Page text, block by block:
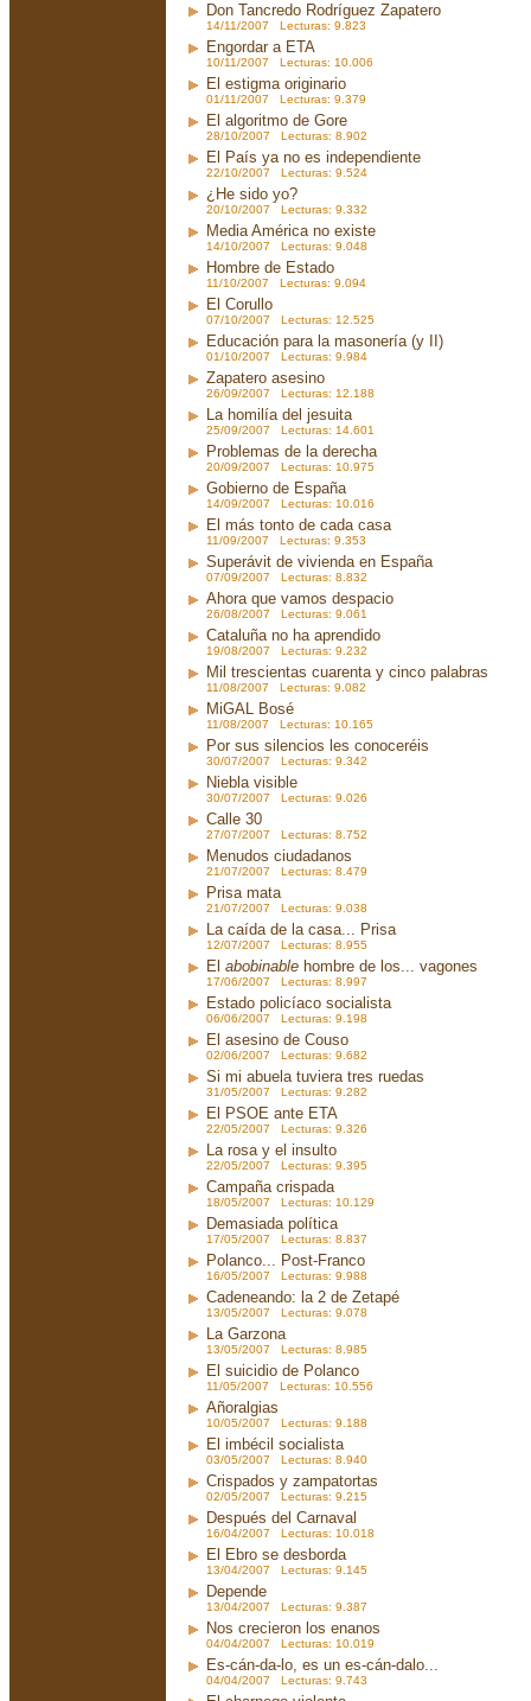
Don Tancredo Rodríguez Zapatero
14/11/2007 Lecturas: 9.823
Engordar a ETA
10/11/2007 Lecturas: 10.006
El estigma originario
01/11/2007 Lecturas: 9.379
El algoritmo de Gore
28/10/2007 Lecturas: 8.902
El País ya no es independiente
22/10/2007 Lecturas: 9.524
¿He sido yo?
20/10/2007 Lecturas: 9.332
Media América no existe
14/10/2007 Lecturas: 9.048
Hombre de Estado
11/10/2007 Lecturas: 9.094
El Corullo
07/10/2007 Lecturas: 12.525
Educación para la masonería (y II)
01/10/2007 Lecturas: 9.984
Zapatero asesino
26/09/2007 Lecturas: 12.188
La homilía del jesuita
25/09/2007 Lecturas: 14.601
Problemas de la derecha
20/09/2007 Lecturas: 10.975
Gobierno de España
14/09/2007 Lecturas: 10.016
El más tonto de cada casa
11/09/2007 Lecturas: 9.353
Superávit de vivienda en España
07/09/2007 Lecturas: 8.832
Ahora que vamos despacio
26/08/2007 Lecturas: 9.061
Cataluña no ha aprendido
19/08/2007 Lecturas: 9.232
Mil trescientas cuarenta y cinco palabras
11/08/2007 Lecturas: 9.082
MiGAL Bosé
11/08/2007 Lecturas: 10.165
Por sus silencios les conoceréis
30/07/2007 Lecturas: 9.342
Niebla visible
30/07/2007 Lecturas: 9.026
Calle 30
27/07/2007 Lecturas: 8.752
Menudos ciudadanos
21/07/2007 Lecturas: 8.479
Prisa mata
21/07/2007 Lecturas: 9.038
La caída de la casa... Prisa
12/07/2007 Lecturas: 8.955
El abobinable hombre de los... vagones
17/06/2007 Lecturas: 8.997
Estado policíaco socialista
06/06/2007 Lecturas: 9.198
El asesino de Couso
02/06/2007 Lecturas: 9.682
Si mi abuela tuviera tres ruedas
31/05/2007 Lecturas: 9.282
El PSOE ante ETA
22/05/2007 Lecturas: 9.326
La rosa y el insulto
22/05/2007 Lecturas: 9.395
Campaña crispada
18/05/2007 Lecturas: 10.129
Demasiada política
17/05/2007 Lecturas: 8.837
Polanco... Post-Franco
16/05/2007 Lecturas: 9.988
Cadeneando: la 2 de Zetapé
13/05/2007 Lecturas: 9.078
La Garzona
13/05/2007 Lecturas: 8.985
El suicidio de Polanco
11/05/2007 Lecturas: 10.556
Añoralgias
10/05/2007 Lecturas: 9.188
El imbécil socialista
03/05/2007 Lecturas: 8.940
Crispados y zampatortas
02/05/2007 Lecturas: 9.215
Después del Carnaval
16/04/2007 Lecturas: 10.018
El Ebro se desborda
13/04/2007 Lecturas: 9.145
Depende
13/04/2007 Lecturas: 9.387
Nos crecieron los enanos
04/04/2007 Lecturas: 10.019
Es-cán-da-lo, es un es-cán-dalo...
04/04/2007 Lecturas: 9.743